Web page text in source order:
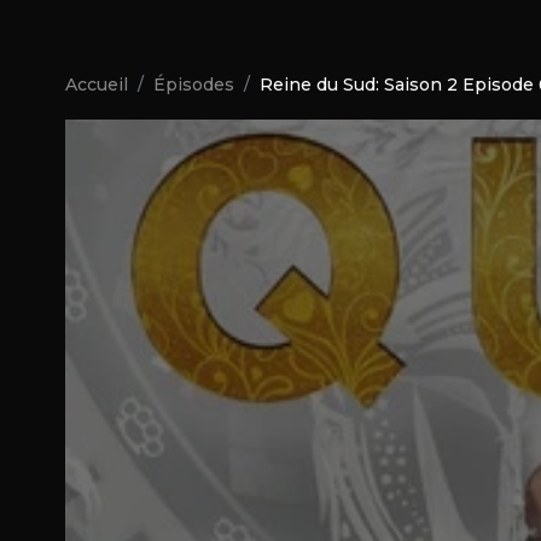
Accueil Épisodes Reine du Sud: Saison 2 Episode